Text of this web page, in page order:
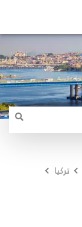
تركيا